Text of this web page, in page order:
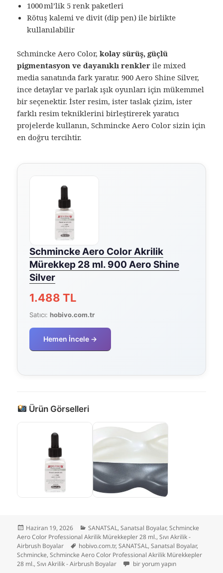
1000 ml’lik 5 renk paketleri
Rötuş kalemi ve divit (dip pen) ile birlikte
kullanılabilir
Schmincke Aero Color,kolay sürüş, güçlü
pigmentasyon ve dayanıklı renkler ile mixed
media sanatında fark yaratır. 900 Aero Shine Silver,
ince detaylar ve parlak ışık oyunları için mükemmel
bir seçenektir. İster resim, ister taslak çizim, ister
farklı resim tekniklerini birleştirerek yaratıcı
projelerde kullanın, Schmincke Aero Color sizin için
en doğru tercihtir.
Schmincke Aero Color Akrilik
Mürekkep 28 ml. 900 Aero Shine
Silver
1.488 TL
Satıcı:hobivo.com.tr
Hemen İncele →
Ürün Görselleri
Yayın
tarihi
Haziran 19, 2026 Kategoriler
SANATSAL,Sanatsal Boyalar,Schmincke
Aero Color Professional Akrilik Mürekkepler 28 ml.,Sıvı Akrilik -
Airbrush Boyalar
Etiketler
hobivo.com.tr,SANATSAL,Sanatsal Boyalar,
Schmincke,Schmincke Aero Color Professional Akrilik Mürekkepler
28 ml.,Sıvı Akrilik - Airbrush Boyalar Schmincke Aero Color Akrilik
bir yorum yapın